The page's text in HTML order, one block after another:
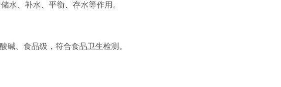
水、补水、平衡、存水等作用。
碱、食品级，符合食品卫生检测。